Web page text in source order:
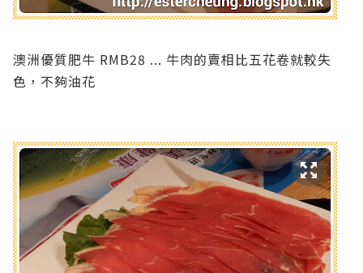
澳洲優質肥牛 RMB28 ... 牛肉的賣相比五花卷就較失
色，不夠油花